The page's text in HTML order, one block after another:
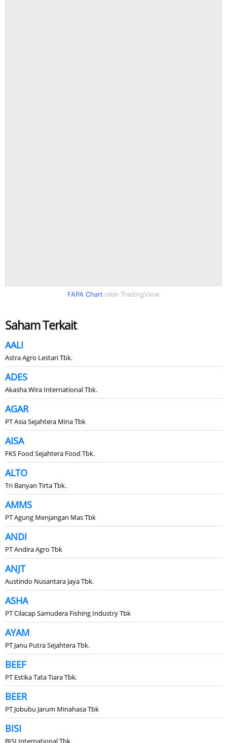
FAPA Chart oleh TradingView
Saham Terkait
AALI
Astra Agro Lestari Tbk.
ADES
Akasha Wira International Tbk.
AGAR
PT Asia Sejahtera Mina Tbk
AISA
FKS Food Sejahtera Food Tbk.
ALTO
Tri Banyan Tirta Tbk.
AMMS
PT Agung Menjangan Mas Tbk
ANDI
PT Andira Agro Tbk
ANJT
Austindo Nusantara Jaya Tbk.
ASHA
PT Cilacap Samudera Fishing Industry Tbk
AYAM
PT Janu Putra Sejahtera Tbk.
BEEF
PT Estika Tata Tiara Tbk.
BEER
PT Jobubu Jarum Minahasa Tbk
BISI
BISI International Tbk.